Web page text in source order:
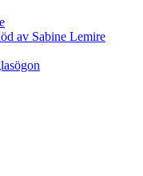
av Sabine Lemire